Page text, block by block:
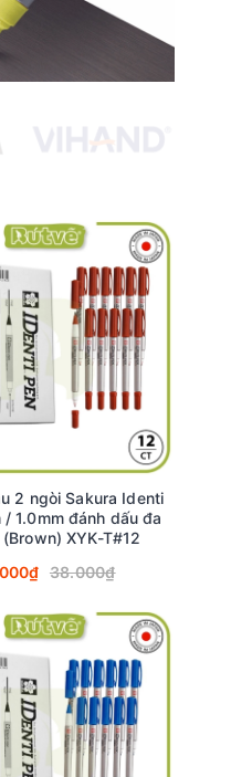
2 ngòi Sakura Identi
/ 1.0mm đánh dấu đa
XYK-T#12
38.000₫